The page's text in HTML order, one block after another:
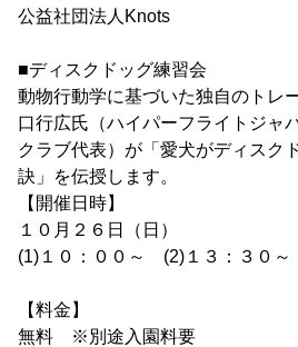
公益社団法人Knots
■ディスクドッグ練習会
動物行動学に基づいた独自のトレ
口行広氏（ハイパーフライトジャ
クラブ代表）が「愛犬がディスク
訣」を伝授します。
【開催日時】
１０月２６日（日）
(1)１０：００～ (2)１３：３０
【料金】
無料 ※別途入園料要